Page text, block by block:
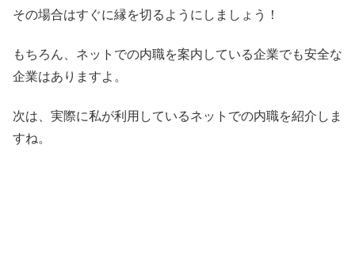
その場合はすぐに縁を切るようにしましょう！
もちろん、ネットでの内職を案内している企業でも安全な
企業はありますよ。
次は、実際に私が利用しているネットでの内職を紹介しま
すね。